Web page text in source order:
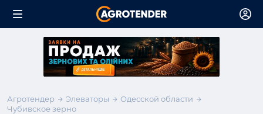
Агротендер Элеваторы
Одесской области
Чубивское зерно